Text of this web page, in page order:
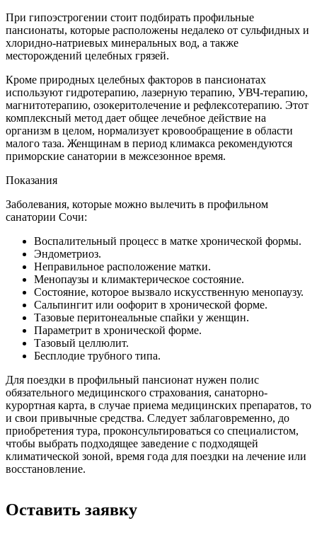
При гипоэстрогении стоит подбирать профильные
пансионаты, которые расположены недалеко от сульфидных и
хлоридно-натриевых минеральных вод, а также
месторождений целебных грязей.
Кроме природных целебных факторов в пансионатах
используют гидротерапию, лазерную терапию, УВЧ-терапию,
магнитотерапию, озокеритолечение и рефлексотерапию. Этот
комплексный метод дает общее лечебное действие на
организм в целом, нормализует кровообращение в области
малого таза. Женщинам в период климакса рекомендуются
приморские санатории в межсезонное время.
Показания
Заболевания, которые можно вылечить в профильном
санатории Сочи:
Воспалительный процесс в матке хронической формы.
Эндометриоз.
Неправильное расположение матки.
Менопаузы и климактерическое состояние.
Состояние, которое вызвало искусственную менопаузу.
Сальпингит или оофорит в хронической форме.
Тазовые перитонеальные спайки у женщин.
Параметрит в хронической форме.
Тазовый целлюлит.
Бесплодие трубного типа.
Для поездки в профильный пансионат нужен полис
обязательного медицинского страхования, санаторно-
курортная карта, в случае приема медицинских препаратов, то
и свои привычные средства. Следует заблаговременно, до
приобретения тура, проконсультироваться со специалистом,
чтобы выбрать подходящее заведение с подходящей
климатической зоной, время года для поездки на лечение или
восстановление.
Оставить заявку